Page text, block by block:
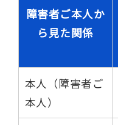
障害者ご本人か
ら見た関係
本人（障害者ご
本人）